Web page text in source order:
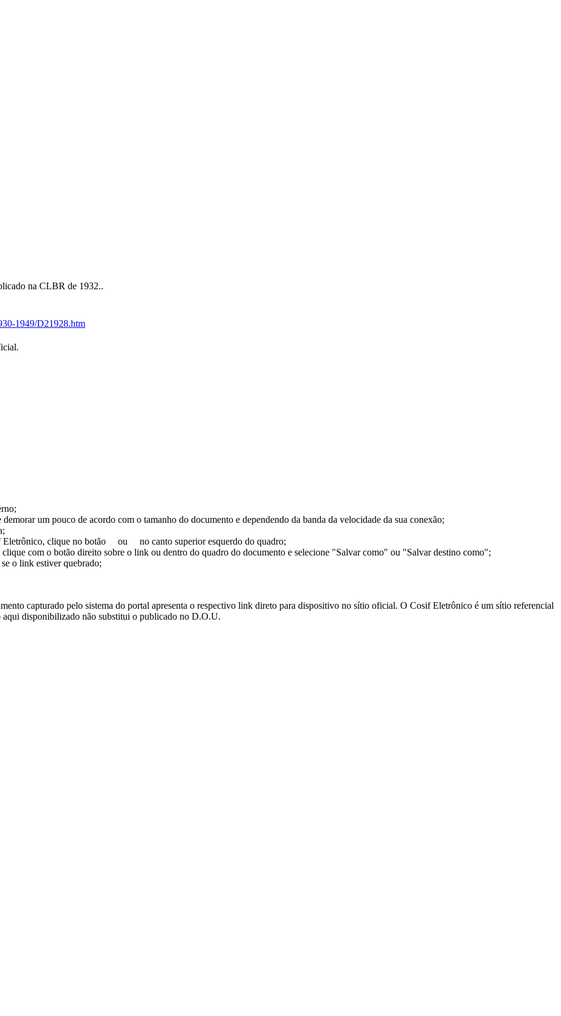
na CLBR de 1932..
1949/D21928.htm
um pouco de acordo com o tamanho do documento e dependendo da banda da velocidade da sua conexão;
Eletrônico, clique no botão
ou
no canto superior esquerdo do quadro;
clique com o botão direito sobre o link ou dentro do quadro do documento e selecione "Salvar como" ou "Salvar destino como";
o link estiver quebrado;
capturado pelo sistema do portal apresenta o respectivo link direto para dispositivo no sítio oficial. O Cosif Eletrônico é um sítio referencial
aqui disponibilizado não substitui o publicado no D.O.U.